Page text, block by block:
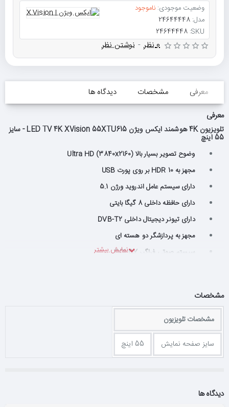
وضعیت موجودی: ناموجود
مدل: 24644448
SKU:
24644448
0 نظر - نوشتن نظر
معرفی مشخصات
دیدگاه ها
معرفی
تلویزیون 4K هوشمند ایکس ویژن LED TV 4K XVision 55XTU615 - سایز
55 اینچ
وضوح تصویر بسیار بالا (Ultra HD (3840x2160
مجهز به HDR 10 بر روی پورت USB
دارای سیستم عامل اندروید ورژن 5.1
دارای حافظه داخلی 8 گیگا بایتی
دارای تیونر دیجیتال داخلی DVB-T2
مجهز به پردازشگر دو هسته ای
سیستم صوتی فراگیر DOLBY
قابلیت ضبط برنامه های تلویزیونی (PVR)
مجهز به ماشین زمان(Time Shift)
قابلیت پخش تصویر، موزیك و فیلم از روی حافظه USB
3 ورودی HDMI و 1 ورودی USB2.0 و 1 ورودی USB3.0
قابلیت پخش عكس: GIF, BMP, PNG, JPEG
مشخصات
مشخصات تلویزیون
سایز صفحه نمایش
55 اینچ
دیدگاه ها